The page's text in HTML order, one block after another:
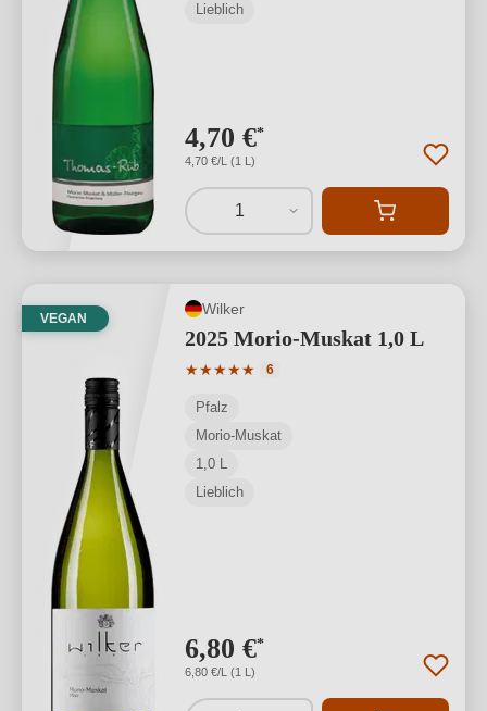
Lieblich
4,70 €*
4,70 €/L (1 L)
1
VEGAN
Wilker
2025 Morio-Muskat 1,0 L
★★★★★
Durchschnittliche Bewertung von 5
6
Pfalz
Morio-Muskat
1,0 L
Lieblich
6,80 €*
6,80 €/L (1 L)